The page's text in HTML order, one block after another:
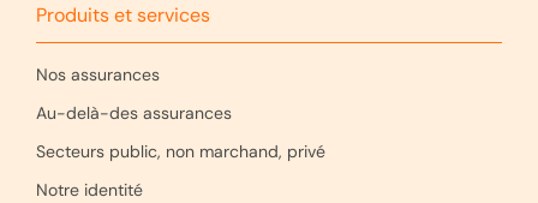
Produits et services
Nos assurances
Au-delà-des assurances
Secteurs public, non marchand, privé
Notre identité